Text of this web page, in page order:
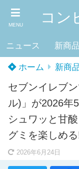
MENU コン
ニュース 新商
ホーム 新商
セブンイレブ
ル)」が2026年
シュワッと甘
グミを楽しめ
2026年6月24日